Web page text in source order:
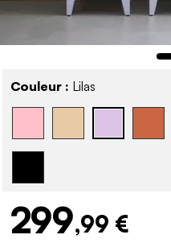
Couleur : Lilas
299,99 €